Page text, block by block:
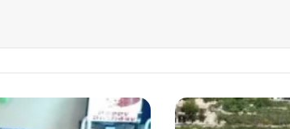
ع
ي